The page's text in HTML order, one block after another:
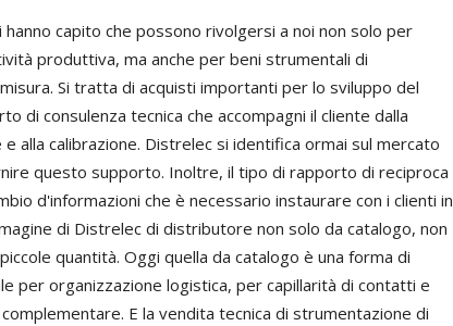
capito che possono rivolgersi a noi non solo per
produttiva, ma anche per beni strumentali di
Si tratta di acquisti importanti per lo sviluppo del
di consulenza tecnica che accompagni il cliente dalla
alla calibrazione. Distrelec si identifica ormai sul mercato
questo supporto. Inoltre, il tipo di rapporto di reciproca
d'informazioni che è necessario instaurare con i clienti in
di Distrelec di distributore non solo da catalogo, non
quantità. Oggi quella da catalogo è una forma di
per organizzazione logistica, per capillarità di contatti e
E la vendita tecnica di strumentazione di